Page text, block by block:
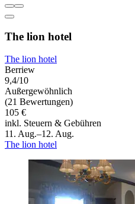
The lion hotel
The lion hotel
Berriew
9,4/10
Außergewöhnlich
(21 Bewertungen)
105 €
inkl. Steuern & Gebühren
11. Aug.–12. Aug.
The lion hotel